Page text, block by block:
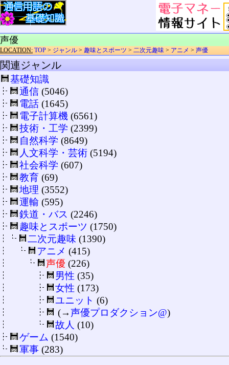
声優
LOCATION: TOP > ジャンル > 趣味とスポーツ > 二次元趣味 > アニメ > 声優
関連ジャンル
基礎知識
通信 (5046)
電話 (1645)
電子計算機 (6561)
技術・工学 (2399)
自然科学 (8649)
人文科学・芸術 (5194)
社会科学 (607)
教育 (69)
地理 (3552)
運輸 (595)
鉄道・バス (2246)
趣味とスポーツ (1750)
二次元趣味 (1390)
アニメ (415)
声優 (226)
男性 (35)
女性 (173)
ユニット (6)
(→ 声優プロダクション@)
故人 (10)
ゲーム (1540)
軍事 (283)